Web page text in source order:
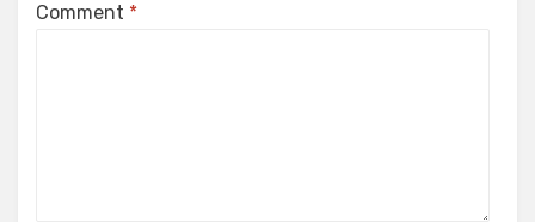
Comment *